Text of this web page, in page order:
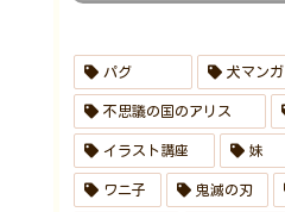
パグ 犬マンガ
不思議の国のアリス
イラスト講座 妹
ワニ子 鬼滅の刃